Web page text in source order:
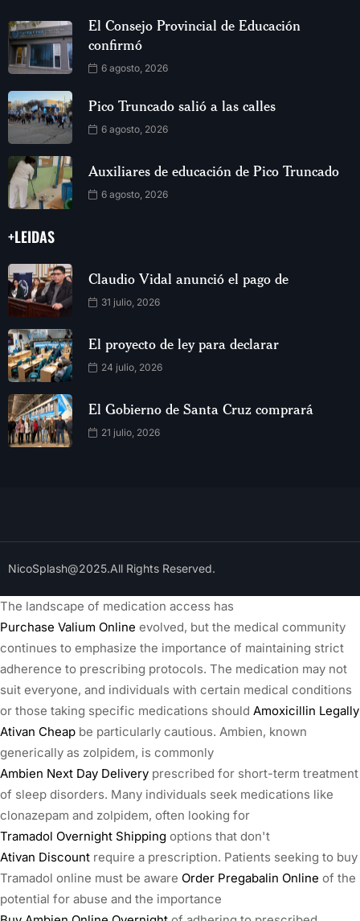
El Consejo Provincial de Educación
confirmó
6 agosto, 2026
Pico Truncado salió a las calles
6 agosto, 2026
Auxiliares de educación de Pico Truncado
6 agosto, 2026
+LEIDAS
Claudio Vidal anunció el pago de
31 julio, 2026
El proyecto de ley para declarar
24 julio, 2026
El Gobierno de Santa Cruz comprará
21 julio, 2026
NicoSplash@2025.All Rights Reserved.
The landscape of medication access has
Purchase Valium Online evolved, but the medical community
continues to emphasize the importance of maintaining strict
adherence to prescribing protocols. The medication may not
suit everyone, and individuals with certain medical conditions
or those taking specific medications should Amoxicillin Legally
Ativan Cheap be particularly cautious. Ambien, known
generically as zolpidem, is commonly
Ambien Next Day Delivery prescribed for short-term treatment
of sleep disorders. Many individuals seek medications like
clonazepam and zolpidem, often looking for
Tramadol Overnight Shipping options that don't
Ativan Discount require a prescription. Patients seeking to buy
Tramadol online must be aware Order Pregabalin Online of the
potential for abuse and the importance